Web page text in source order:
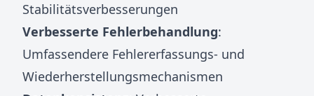
Stabilitätsverbesserungen
Verbesserte Fehlerbehandlung:
Umfassendere Fehlererfassungs- und
Wiederherstellungsmechanismen